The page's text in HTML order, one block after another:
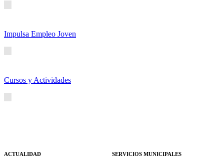
Impulsa Empleo Joven
Cursos y Actividades
ACTUALIDAD SERVICIOS MUNICIPALES